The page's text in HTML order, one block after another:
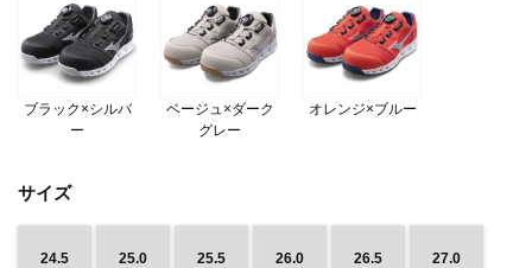
ブラック×シルバ
ー
ベージュ×ダーク
グレー
オレンジ×ブルー
サイズ
24.5 25.0 25.5 26.0 26.5 27.0